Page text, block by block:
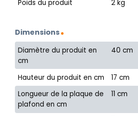
Poids du produit 2 kg
Dimensions
Diamètre du produit en
cm
40 cm
Hauteur du produit en cm
17 cm
Longueur de la plaque de
plafond en cm
11 cm